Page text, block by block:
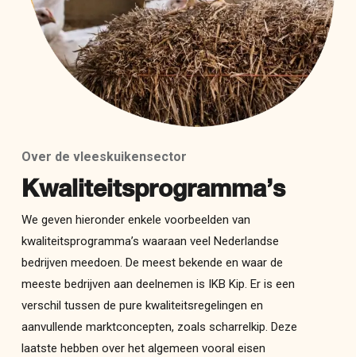
Over de vleeskuikensector
Kwaliteitsprogramma’s
We geven hieronder enkele voorbeelden van
kwaliteitsprogramma’s waaraan veel Nederlandse
bedrijven meedoen. De meest bekende en waar de
meeste bedrijven aan deelnemen is IKB Kip. Er is een
verschil tussen de pure kwaliteitsregelingen en
aanvullende marktconcepten, zoals scharrelkip. Deze
laatste hebben over het algemeen vooral eisen